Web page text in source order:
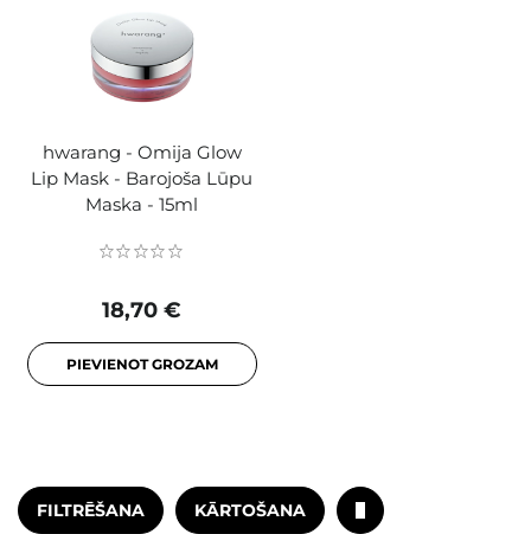
hwarang - Omija Glow
Lip Mask - Barojoša Lūpu
Maska - 15ml
18,70 €
PIEVIENOT GROZAM
FILTRĒŠANA KĀRTOŠANA